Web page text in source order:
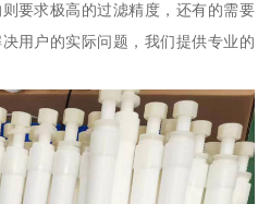
要求极高的过滤精度，还有的需要
用户的实际问题，我们提供专业的